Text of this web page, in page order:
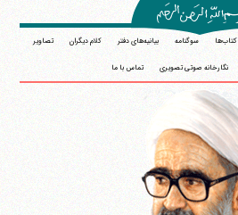
کتاب‌ها سوگنامه بیانیه‌های دفتر کلام دیگران تصاویر
نگارخانه صوتی تصویری تماس با ما